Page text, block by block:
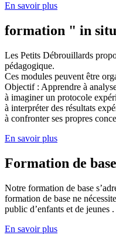
En savoir plus
formation " in
Les Petits Débrouillards
pédagogique.
Ces modules peuvent être
Objectif : Apprendre à
à imaginer un protocole
à interpréter des résultats
à confronter ses propres
En savoir plus
Formation de
Notre formation de base
formation de base ne
public d’enfants et de
En savoir plus